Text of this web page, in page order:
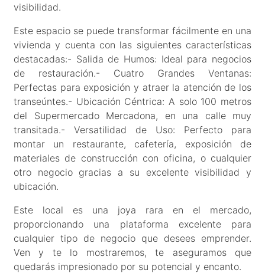
visibilidad.
Este espacio se puede transformar fácilmente en una
vivienda y cuenta con las siguientes características
destacadas:- Salida de Humos: Ideal para negocios
de restauración.- Cuatro Grandes Ventanas:
Perfectas para exposición y atraer la atención de los
transeúntes.- Ubicación Céntrica: A solo 100 metros
del Supermercado Mercadona, en una calle muy
transitada.- Versatilidad de Uso: Perfecto para
montar un restaurante, cafetería, exposición de
materiales de construcción con oficina, o cualquier
otro negocio gracias a su excelente visibilidad y
ubicación.
Este local es una joya rara en el mercado,
proporcionando una plataforma excelente para
cualquier tipo de negocio que desees emprender.
Ven y te lo mostraremos, te aseguramos que
quedarás impresionado por su potencial y encanto.